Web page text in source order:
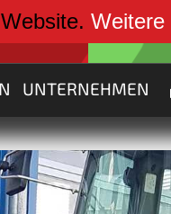
UNTERNEHMEN
Weitere